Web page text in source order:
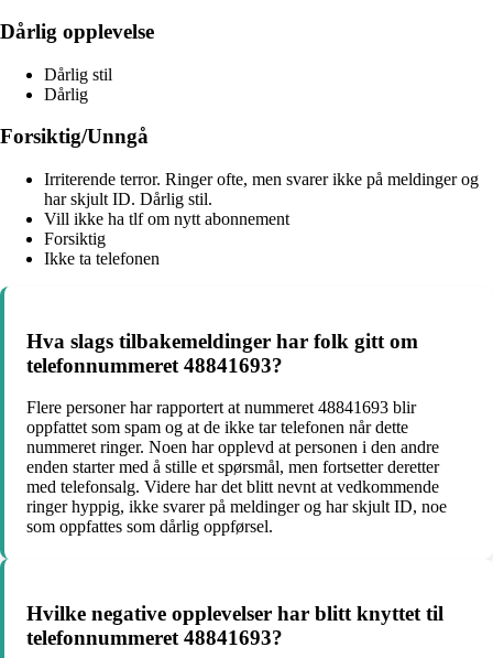
Dårlig opplevelse
Dårlig stil
Dårlig
Forsiktig/Unngå
Irriterende terror. Ringer ofte, men svarer ikke på meldinger og
har skjult ID. Dårlig stil.
Vill ikke ha tlf om nytt abonnement
Forsiktig
Ikke ta telefonen
Hva slags tilbakemeldinger har folk gitt om
telefonnummeret 48841693?
Flere personer har rapportert at nummeret 48841693 blir
oppfattet som spam og at de ikke tar telefonen når dette
nummeret ringer. Noen har opplevd at personen i den andre
enden starter med å stille et spørsmål, men fortsetter deretter
med telefonsalg. Videre har det blitt nevnt at vedkommende
ringer hyppig, ikke svarer på meldinger og har skjult ID, noe
som oppfattes som dårlig oppførsel.
Hvilke negative opplevelser har blitt knyttet til
telefonnummeret 48841693?